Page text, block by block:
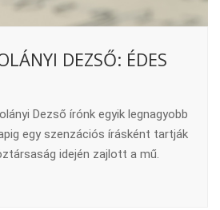
DEZSŐ: ÉDES
Dezső írónk egyik legnagyobb
egy szenzációs írásként tartják
idején zajlott a mű.